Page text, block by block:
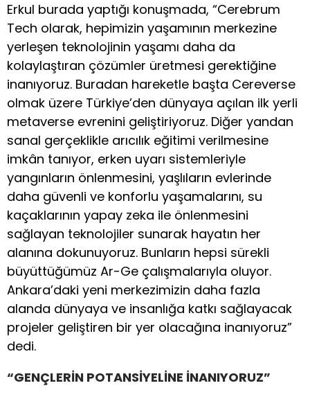
Erkul burada yaptığı konuşmada, “Cerebrum
Tech olarak, hepimizin yaşamının merkezine
yerleşen teknolojinin yaşamı daha da
kolaylaştıran çözümler üretmesi gerektiğine
inanıyoruz. Buradan hareketle başta Cereverse
olmak üzere Türkiye’den dünyaya açılan ilk yerli
metaverse evrenini geliştiriyoruz. Diğer yandan
sanal gerçeklikle arıcılık eğitimi verilmesine
imkân tanıyor, erken uyarı sistemleriyle
yangınların önlenmesini, yaşlıların evlerinde
daha güvenli ve konforlu yaşamalarını, su
kaçaklarının yapay zeka ile önlenmesini
sağlayan teknolojiler sunarak hayatın her
alanına dokunuyoruz. Bunların hepsi sürekli
büyüttüğümüz Ar-Ge çalışmalarıyla oluyor.
Ankara’daki yeni merkezimizin daha fazla
alanda dünyaya ve insanlığa katkı sağlayacak
projeler geliştiren bir yer olacağına inanıyoruz”
dedi.
“GENÇLERİN POTANSİYELİNE İNANIYORUZ”